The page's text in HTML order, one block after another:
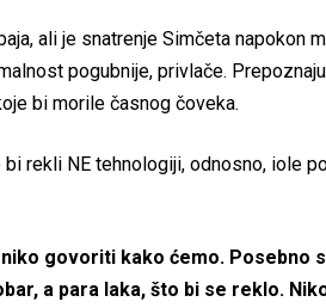
ali je snatrenje Simčeta napokon
pogubnije, privlače.
bi morile časnog čoveka.
rekli NE tehnologiji, odnosno, iole
niko govoriti kako ćemo. Posebno
a para laka, što bi se reklo.